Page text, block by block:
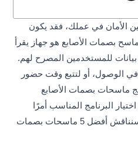
الأمان في عملك، فقد يكون
بصمات الأصابع هو جهاز يقرأ
بيانات للمستخدمين المصرح لهم.
الوصول، أو لتتبع وقت حضور
ماسحات بصمات الأصابع
البرنامج المناسب أمرًا
صعبًا. في منشور المدونة هذا، سنناقش أفضل 5 ماسحات بصمات